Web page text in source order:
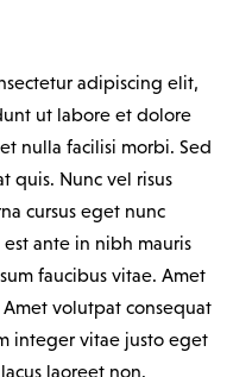
adipiscing elit,
ut labore et dolore
nulla facilisi morbi. Sed
quis. Nunc vel risus
cursus eget nunc
ante in nibh mauris
faucibus vitae. Amet
volutpat consequat
integer vitae justo eget
laoreet non.